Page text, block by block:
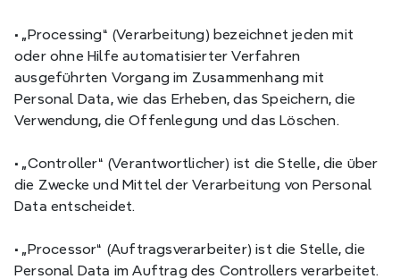
• „Processing“ (Verarbeitung) bezeichnet jeden mit
oder ohne Hilfe automatisierter Verfahren
ausgeführten Vorgang im Zusammenhang mit
Personal Data, wie das Erheben, das Speichern, die
Verwendung, die Offenlegung und das Löschen.
• „Controller“ (Verantwortlicher) ist die Stelle, die über
die Zwecke und Mittel der Verarbeitung von Personal
Data entscheidet.
• „Processor“ (Auftragsverarbeiter) ist die Stelle, die
Personal Data im Auftrag des Controllers verarbeitet.